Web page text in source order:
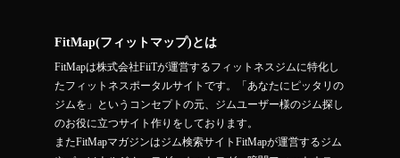
FitMap(フィットマップ)とは
FitMapは株式会社FiiTが運営するフィットネスジムに特化し
たフィットネスポータルサイトです。「あなたにピッタリの
ジムを」というコンセプトの元、ジムユーザー様のジム探し
のお役に立つサイト作りをしております。
またFitMapマガジンはジム検索サイトFitMapが運営するジム